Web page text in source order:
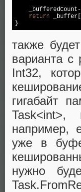
return
}
также
варианта с
Int32,
гигабайт
Task<int>,
например,
уже в
нужно